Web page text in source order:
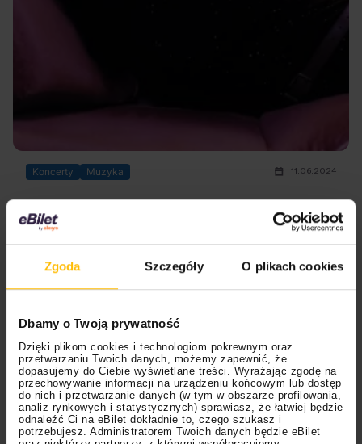
Zgoda Szczegóły O plikach cookies
Dbamy o Twoją prywatność
Dzięki plikom cookies i technologiom pokrewnym oraz
przetwarzaniu Twoich danych, możemy zapewnić, że
dopasujemy do Ciebie wyświetlane treści. Wyrażając zgodę na
przechowywanie informacji na urządzeniu końcowym lub dostęp
do nich i przetwarzanie danych (w tym w obszarze profilowania,
analiz rynkowych i statystycznych) sprawiasz, że łatwiej będzie
odnaleźć Ci na eBilet dokładnie to, czego szukasz i
potrzebujesz. Administratorem Twoich danych będzie eBilet
Koncerty Muzyka 11.06.2024
Charli XCX wraca do klubu. Nadchodzi era
“BRAT”
Charli XCX na początku czerwca zaserwowała swoje
mogli się przekonać, jak kawałki brzmią na żywo, gdyż
artystka wystąpi na tegorocznej edycji Open'er Festival.
Jesteście gotowi na nową erę?